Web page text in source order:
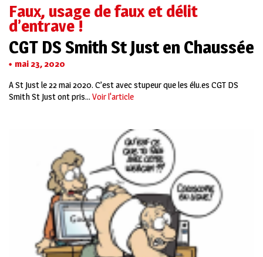
Faux, usage de faux et délit
d’entrave !
CGT DS Smith St Just en Chaussée
mai 23, 2020
A St Just le 22 mai 2020. C’est avec stupeur que les élu.es CGT DS
Smith St Just ont pris... Voir l'article